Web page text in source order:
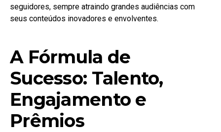
seguidores, sempre atraindo grandes audiências com
seus conteúdos inovadores e envolventes.
A Fórmula de
Sucesso: Talento,
Engajamento e
Prêmios